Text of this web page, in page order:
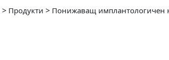
> Продукти > Понижаващ имплантологичен